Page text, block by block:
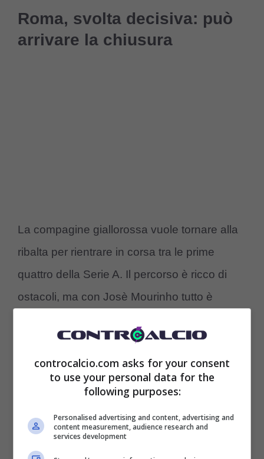
Roma, svolta decisiva: può
arrivare la chiusura
La compagine giallorossa vuole tornare alla
ribalta per rientrare in corsa tra le prime
quattro della Serie A. Il percorso è ricco di
ostacoli, ma con Josè Mourinho tutto è
Roma vuole puntare nuovamente in alto
con un annuncio davvero decisivoda far
sognare l’ambiente giallorosso.
controcalcio.com asks for your consent
to use your personal data for the
following purposes:
Personalised advertising and content, advertising and
content measurement, audience research and
services development